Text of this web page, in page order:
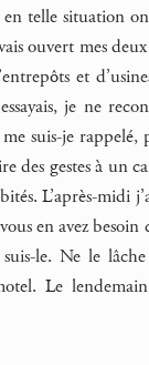
telle situation on
ouvert mes
et
je ne
suis-je rappelé,
des gestes à un
L’après-midi
en avez besoin
le. Ne le
Le